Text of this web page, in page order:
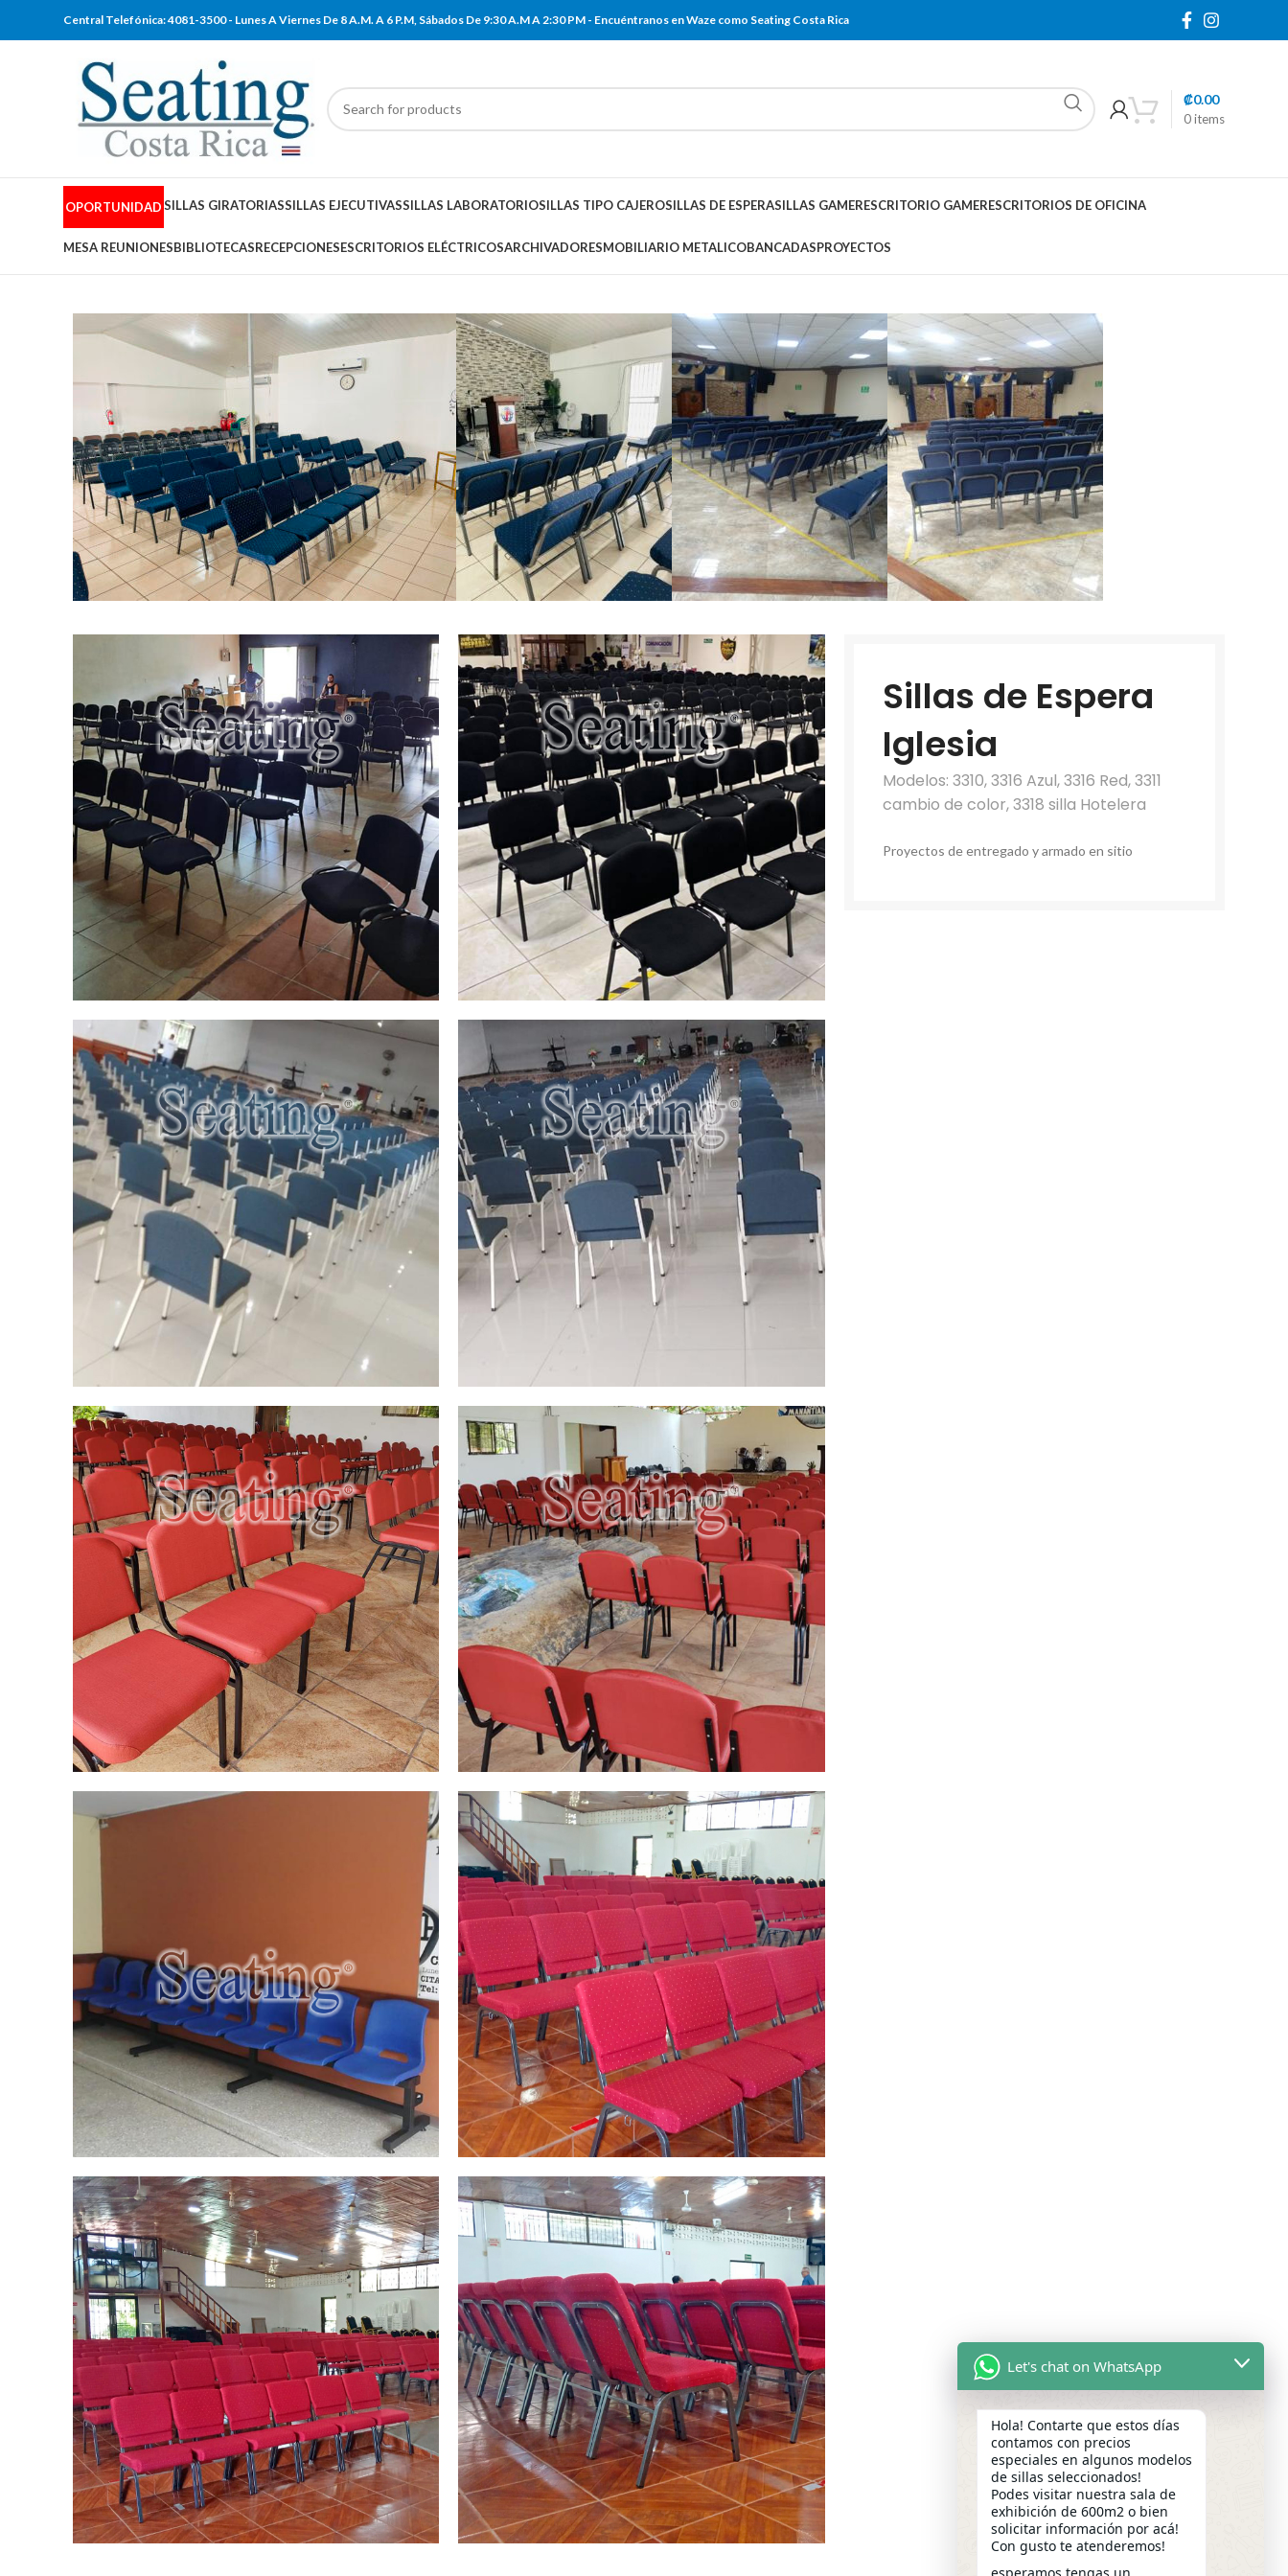
Central Telefónica: 4081-3500 - Lunes A Viernes De 8 A.M. A 6 P.M, Sábados De 9:30 A.M A 2:30 PM - Encuéntranos en Waze como Seating Costa Rica
0items
₡0.00
OPORTUNIDADSILLAS GIRATORIASSILLAS EJECUTIVASSILLAS LABORATORIOSILLAS TIPO CAJEROSILLAS DE ESPERASILLAS GAMERESCRITORIO GAMERESCRITORIOS DE OFICINA
MESA REUNIONESBIBLIOTECASRECEPCIONESESCRITORIOS ELÉCTRICOSARCHIVADORESMOBILIARIO METALICOBANCADASPROYECTOS
Sillas de Espera
Iglesia
Modelos: 3310, 3316 Azul, 3316 Red, 3311
cambio de color, 3318 silla Hotelera
Proyectos de entregado y armado en sitio
Let's chat on WhatsApp
Hola! Contarte que estos días
contamos con precios
especiales en algunos modelos
de sillas seleccionados!
Podes visitar nuestra sala de
exhibición de 600m2 o bien
solicitar información por acá!
Con gusto te atenderemos!